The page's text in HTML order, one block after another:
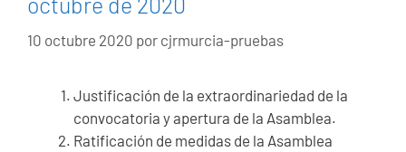
10 octubre 2020 por cjrmurcia-pruebas
Justificación de la extraordinariedad de la
convocatoria y apertura de la Asamblea.
Ratificación de medidas de la Asamblea